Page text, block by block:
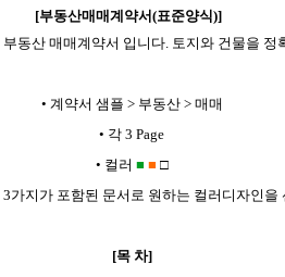
[부동산매매계약서(표준양식)]
동산 매매계약서 입니다. 토지와 건물을
• 계약서 샘플 > 부동산 > 매매
• 각 3 Page
• 컬러 ■ ■ □
가지가 포함된 문서로 원하는 컬러디자인
[목 차]